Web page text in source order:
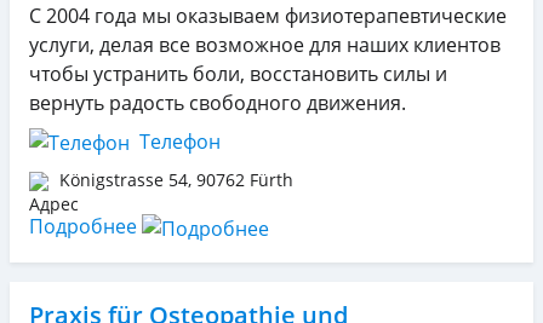
С 2004 года мы оказываем физиотерапевтические
услуги, делая все возможное для наших клиентов
чтобы устранить боли, восстановить силы и
вернуть радость свободного движения.
Телефон
Königstrasse 54, 90762 Fürth
Подробнее
Praxis für Osteopathie und